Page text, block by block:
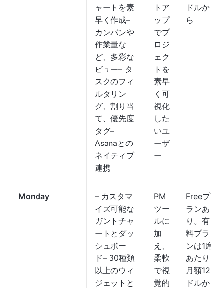
ャートを素
早く作成–
カンバンや
作業量な
ど、多彩な
ビュー– タ
スクのフィ
ルタリン
グ、割り当
て、優先度
タグ–
Asanaとの
ネイティブ
連携
トア
ップ
でプ
ロジ
ェク
トを
素早
く可
視化
した
いユ
ーザ
ー
ドルか
ら
Monday
– カスタマ
イズ可能な
ガントチャ
ートとダッ
シュボー
ド– 30種類
以上のウィ
ジェットと
PM
ツー
ルに
加
え、
柔軟
で視
覚的
Freeプ
ランあ
り。有
料プラ
ンは1席
あたり
月額12
ドルか